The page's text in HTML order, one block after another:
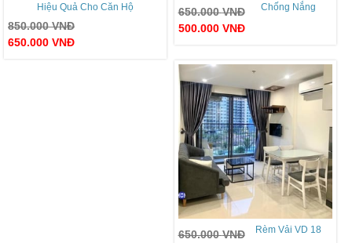
Hiệu Quả Cho Căn Hộ
850.000VNĐ
650.000 VNĐ
Chống Nắng
650.000VNĐ
500.000 VNĐ
Rèm Vải VD 18
650.000VNĐ